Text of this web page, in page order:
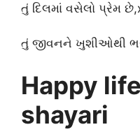
તું દિલમાં વસેલો પ્રેમ
તું જીવનને ખુશીઓથી
Happy
shayari